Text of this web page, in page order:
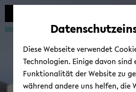
zum
zum
zum
Diese Webseite verwendet
Technologien. Einige davon
Funktionalität der Website zu
während andere uns helfen, die